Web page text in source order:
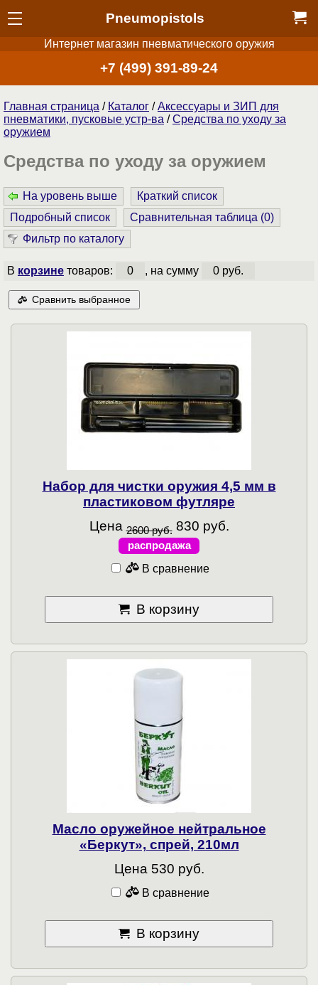
Pneumopistols
Интернет магазин пневматического оружия
+7 (499) 391-89-24
Главная страница / Каталог /Аксессуары и ЗИП для
пневматики, пусковые устр-ва /Средства по уходу за
оружием
Средства по уходу за оружием
На уровень выше
Краткий список
Подробный список
Сравнительная таблица (0)
Фильтр по каталогу
В корзинетоваров: 0 , на сумму 0 руб.
Сравнить выбранное
Набор для чистки оружия 4,5 мм в
пластиковом футляре
Цена 2600 руб. 830 руб.
распродажа
В сравнение
В корзину
Масло оружейное нейтральное
«Беркут», спрей, 210мл
Цена 530 руб.
В сравнение
В корзину